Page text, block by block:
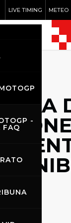
LIVE TIMING METEO
-
FAQ